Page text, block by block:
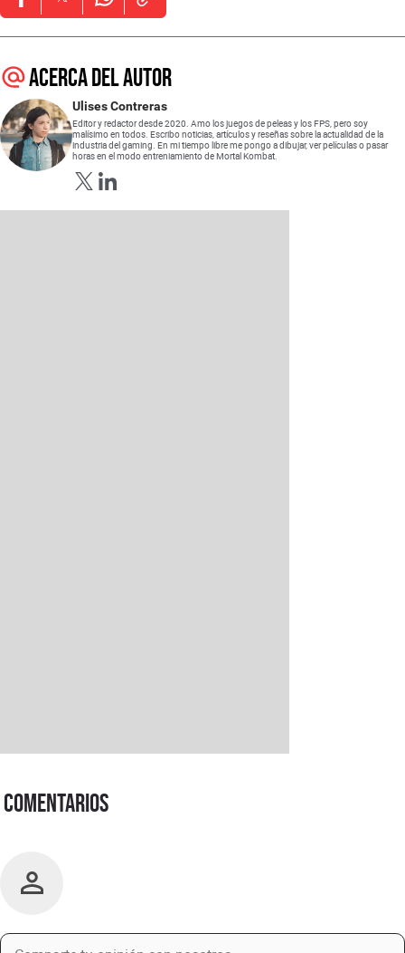
Opens in new window
Opens in new window
Opens in new window
Acerca del autor
Ulises Contreras
Editor y redactor desde 2020. Amo los juegos de peleas y los FPS, pero soy
malísimo en todos. Escribo noticias, artículos y reseñas sobre la actualidad de la
industria del gaming. En mi tiempo libre me pongo a dibujar, ver películas o pasar
horas en el modo entreniamiento de Mortal Kombat.
Opens in new window
Opens in new window
Comentarios